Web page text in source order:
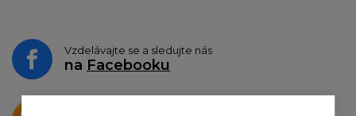
Vzdelávajte se a sledujte nás
na Facebooku